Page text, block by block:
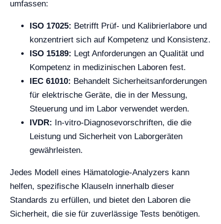
umfassen:
ISO 17025: Betrifft Prüf- und Kalibrierlabore und
konzentriert sich auf Kompetenz und Konsistenz.
ISO 15189: Legt Anforderungen an Qualität und
Kompetenz in medizinischen Laboren fest.
IEC 61010: Behandelt Sicherheitsanforderungen
für elektrische Geräte, die in der Messung,
Steuerung und im Labor verwendet werden.
IVDR: In-vitro-Diagnosevorschriften, die die
Leistung und Sicherheit von Laborgeräten
gewährleisten.
Jedes Modell eines Hämatologie-Analyzers kann
helfen, spezifische Klauseln innerhalb dieser
Standards zu erfüllen, und bietet den Laboren die
Sicherheit, die sie für zuverlässige Tests benötigen.